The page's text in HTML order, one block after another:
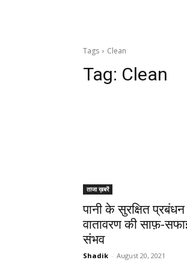
Tags Clean
Tag: Clean
ताजा ख़बरें
पानी के सुरक्षित
वातावरण की साफ़-
संभव
Shadik - August 20, 2021